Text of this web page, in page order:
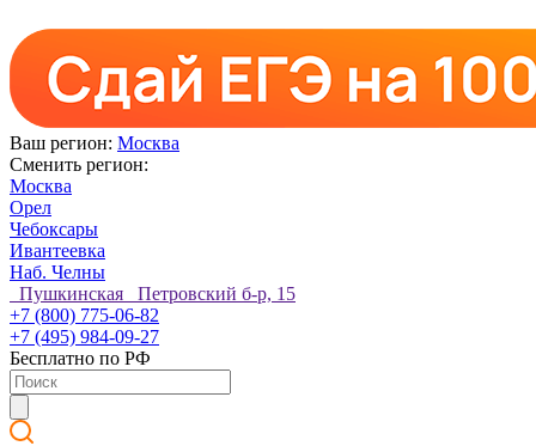
Ваш регион: Москва
Сменить регион:
Москва
Орел
Чебоксары
Ивантеевка
Наб. Челны
Пушкинская Петровский б-р, 15
+7 (800) 775-06-82
+7 (495) 984-09-27
Бесплатно по РФ